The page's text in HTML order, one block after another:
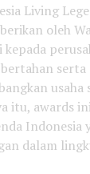
Living
oleh
serta
usaha
itu, awards
Indonesia
dalam